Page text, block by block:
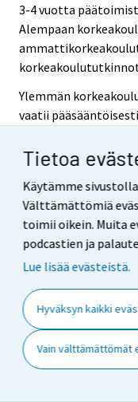
Tietoa
Käytämme
Välttämättömiä
toimii oikein. Muita
podcastien ja
Lue lisää evästeistä.
Hyväksyn kaikki
Vain välttämättömät
3-4 vuotta
Alempaan
Ylemmän
vaatii
luetaan esim.
edellyttää
tai väitöskirjan
lisensiaatin ja
Tiedot henkilön
Tilastokeskuksen
käytetyt tiedot ovat
Käytettävissä olevat